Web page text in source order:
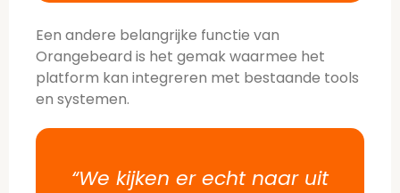
Een andere belangrijke functie van
Orangebeard is het gemak waarmee het
platform kan integreren met bestaande tools
en systemen.
“We kijken er echt naar uit